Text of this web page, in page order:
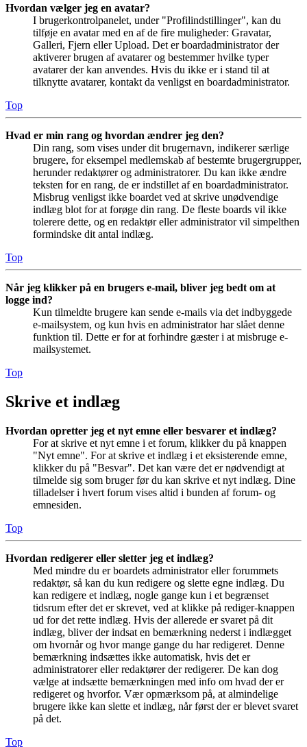
Hvordan vælger jeg en avatar?
I brugerkontrolpanelet, under "Profilindstillinger", kan du
tilføje en avatar med en af de fire muligheder: Gravatar,
Galleri, Fjern eller Upload. Det er boardadministrator der
aktiverer brugen af avatarer og bestemmer hvilke typer
avatarer der kan anvendes. Hvis du ikke er i stand til at
tilknytte avatarer, kontakt da venligst en boardadministrator.
Top
Hvad er min rang og hvordan ændrer jeg den?
Din rang, som vises under dit brugernavn, indikerer særlige
brugere, for eksempel medlemskab af bestemte brugergrupper,
herunder redaktører og administratorer. Du kan ikke ændre
teksten for en rang, de er indstillet af en boardadministrator.
Misbrug venligst ikke boardet ved at skrive unødvendige
indlæg blot for at forøge din rang. De fleste boards vil ikke
tolerere dette, og en redaktør eller administrator vil simpelthen
formindske dit antal indlæg.
Top
Når jeg klikker på en brugers e-mail, bliver jeg bedt om at
logge ind?
Kun tilmeldte brugere kan sende e-mails via det indbyggede
e-mailsystem, og kun hvis en administrator har slået denne
funktion til. Dette er for at forhindre gæster i at misbruge e-
mailsystemet.
Top
Skrive et indlæg
Hvordan opretter jeg et nyt emne eller besvarer et indlæg?
For at skrive et nyt emne i et forum, klikker du på knappen
"Nyt emne". For at skrive et indlæg i et eksisterende emne,
klikker du på "Besvar". Det kan være det er nødvendigt at
tilmelde sig som bruger før du kan skrive et nyt indlæg. Dine
tilladelser i hvert forum vises altid i bunden af forum- og
emnesiden.
Top
Hvordan redigerer eller sletter jeg et indlæg?
Med mindre du er boardets administrator eller forummets
redaktør, så kan du kun redigere og slette egne indlæg. Du
kan redigere et indlæg, nogle gange kun i et begrænset
tidsrum efter det er skrevet, ved at klikke på rediger-knappen
ud for det rette indlæg. Hvis der allerede er svaret på dit
indlæg, bliver der indsat en bemærkning nederst i indlægget
om hvornår og hvor mange gange du har redigeret. Denne
bemærkning indsættes ikke automatisk, hvis det er
administratorer eller redaktører der redigerer. De kan dog
vælge at indsætte bemærkningen med info om hvad der er
redigeret og hvorfor. Vær opmærksom på, at almindelige
brugere ikke kan slette et indlæg, når først der er blevet svaret
på det.
Top